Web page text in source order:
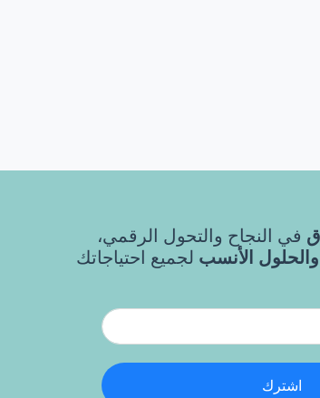
في النجاح والتحول الرقمي،
والحلول الأنسب لجميع احتياجاتك
اشترك